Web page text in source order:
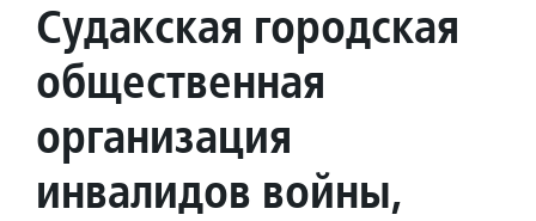
Судакская городская
общественная
организация
инвалидов войны,